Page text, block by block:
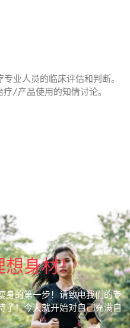
业人员的临床评估和判断。
/产品使用的知情讨论。
想身材！
身的第一步！请致电我们的专
了！今天就开始对自己充满自